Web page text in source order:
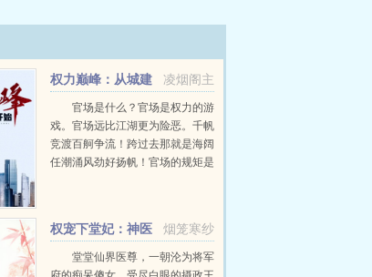
凌烟阁主
权力巅峰：从城建
办主任开始
官场是什么？官场是权力的游
戏。官场远比江湖更为险恶。千帆
竞渡百舸争流！跨过去那就是海阔
任潮涌风劲好扬帆！官场的规矩是
生是风自身为鹏大鹏...
烟笼寒纱
权宠下堂妃：神医
狂妻很嚣张
堂堂仙界医尊，一朝沦为将军